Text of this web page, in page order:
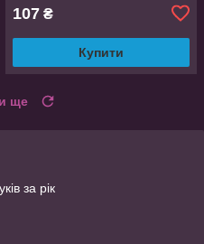
107 ₴
Купити
ще
за рік